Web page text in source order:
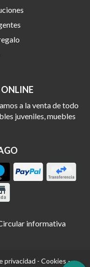
a la venta de todo
juveniles, muebles
informativa
privacidad - Cookies-